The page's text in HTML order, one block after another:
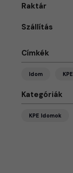
Raktár
Szállítás
Címkék
Idom KPE
Kategóriák
KPE Idomok